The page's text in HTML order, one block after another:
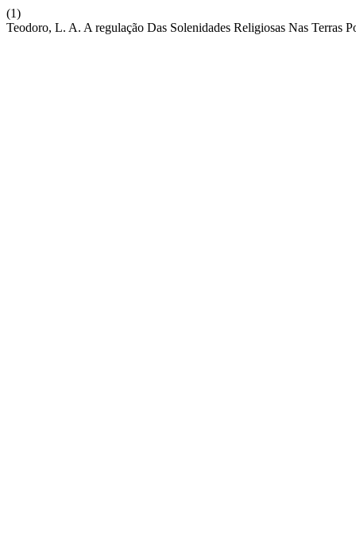
(1)
Teodoro, L. A. A regulação Das Solenidades Religiosas Nas Terras